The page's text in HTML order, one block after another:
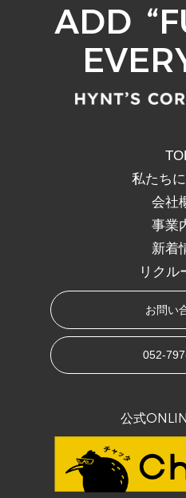
ADD “
私たち
会社
事業
新着
リクル
お問い
052-
公式